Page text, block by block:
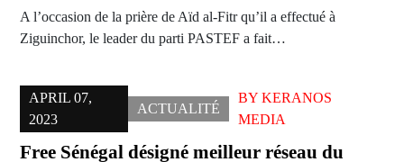
A l’occasion de la prière de Aïd al-Fitr qu’il a effectué à
Ziguinchor, le leader du parti PASTEF a fait…
APRIL 07,
2023
ACTUALITÉ
BYKERANOS
MEDIA
Free Sénégal désigné meilleur réseau du